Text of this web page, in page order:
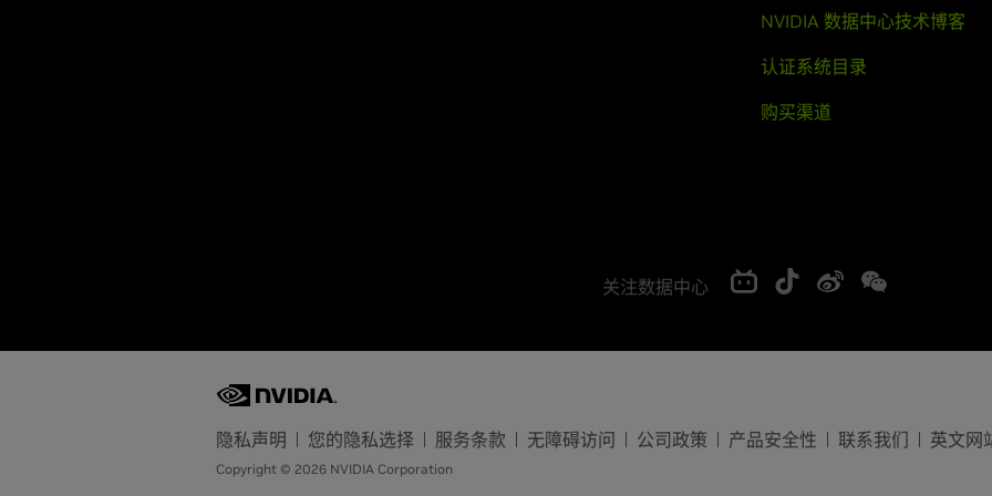
NVIDIA 数据中心技术博客
认证系统目录
购买渠道
关注数据中心
隐私声明 您的隐私选择 服务条款 无障碍访问 公司政策 产品安全性 联系我们 英文网
Copyright © 2026 NVIDIA Corporation